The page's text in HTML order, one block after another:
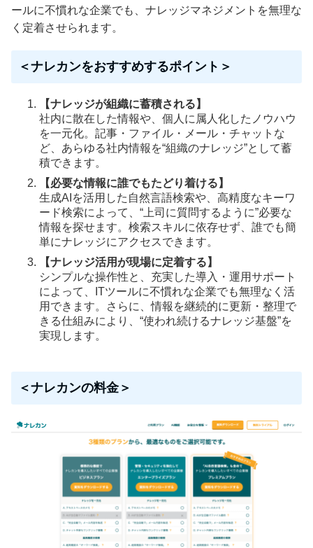
ールに不慣れな企業でも、ナレッジマネジメントを無理な
く定着させられます。
＜ナレカンをおすすめするポイント＞
【ナレッジが組織に蓄積される】
社内に散在した情報や、個人に属人化したノウハウ
を一元化。記事・ファイル・メール・チャットな
ど、あらゆる社内情報を“組織のナレッジ”として蓄
積できます。
【必要な情報に誰でもたどり着ける】
生成AIを活用した自然言語検索や、高精度なキーワ
ード検索によって、“上司に質問するように”必要な
情報を探せます。検索スキルに依存せず、誰でも簡
単にナレッジにアクセスできます。
【ナレッジ活用が現場に定着する】
シンプルな操作性と、充実した導入・運用サポート
によって、ITツールに不慣れな企業でも無理なく活
用できます。さらに、情報を継続的に更新・整理で
きる仕組みにより、“使われ続けるナレッジ基盤”を
実現します。
＜ナレカンの料金＞